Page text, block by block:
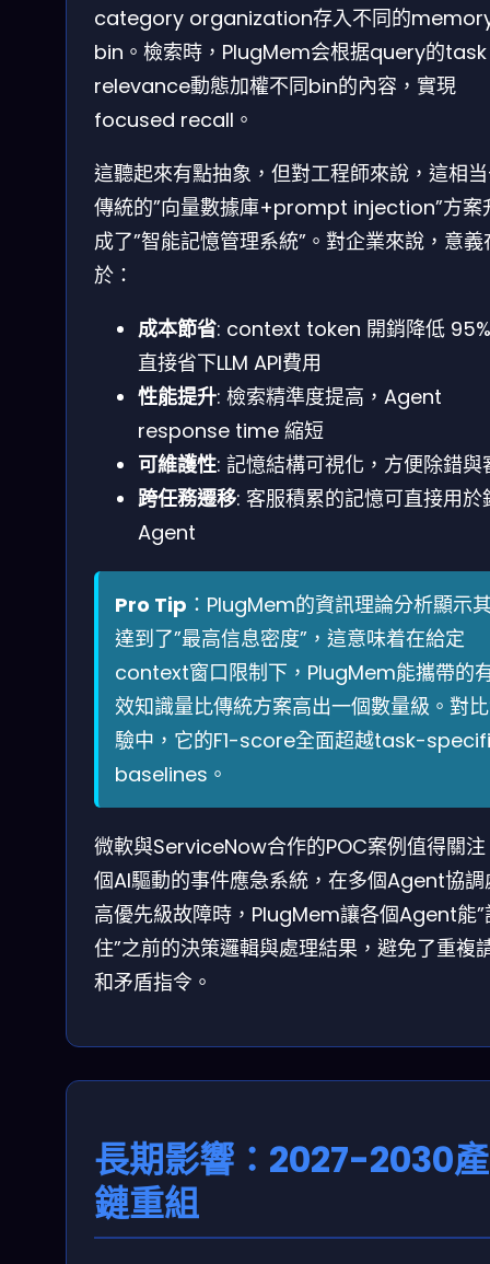
category organization存入不同的
bin。檢索時，PlugMem会根据query的task
relevance動態加權不同bin的內容，實現
focused recall。
這聽起來有點抽象，但對工程師來說，這相
傳統的”向量數據庫+prompt injection”方案
成了”智能記憶管理系統”。對企業來說，意義
於：
成本節省: context token 開銷降低
直接省下LLM API費用
性能提升: 檢索精準度提高，Agent
response time 縮短
可維護性: 記憶結構可視化，方便除錯與
跨任務遷移: 客服積累的記憶可直接用於
Agent
Pro Tip ：PlugMem的資訊理論分析顯示
達到了”最高信息密度”，這意味着在給定
context窗口限制下，PlugMem能攜帶的
效知識量比傳統方案高出一個數量級。對
驗中，它的F1-score全面超越task-
baselines。
微軟與ServiceNow合作的POC案例值得關
個AI驅動的事件應急系統，在多個Agent協調
高優先級故障時，PlugMem讓各個Agent能”
住”之前的決策邏輯與處理結果，避免了重複
和矛盾指令。
長期影響：2027-2030
鏈重組